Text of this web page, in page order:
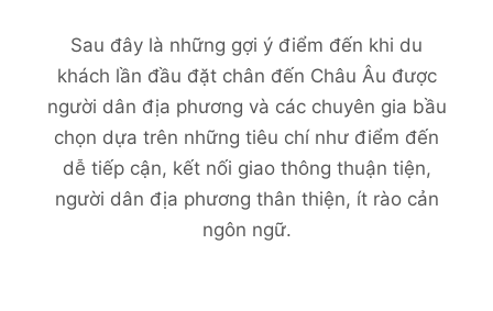
Sau đây là những gợi ý điểm đến khi du
khách lần đầu đặt chân đến Châu Âu được
người dân địa phương và các chuyên gia bầu
chọn dựa trên những tiêu chí như điểm đến
dễ tiếp cận, kết nối giao thông thuận tiện,
người dân địa phương thân thiện, ít rào cản
ngôn ngữ.